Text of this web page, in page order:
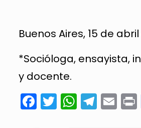
Buenos Aires, 15 de
*Socióloga, ensayista,
y docente.
Facebook
Twitter